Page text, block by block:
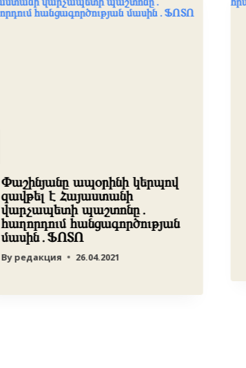
Փաշինյանը ապօրինի կերպով
զավթել է Հայաստանի
վարչապետի պաշտոնը․
հաղորդում հանցագործության
մասին․ՖՈՏՈ
Byредакция 26.04.2021